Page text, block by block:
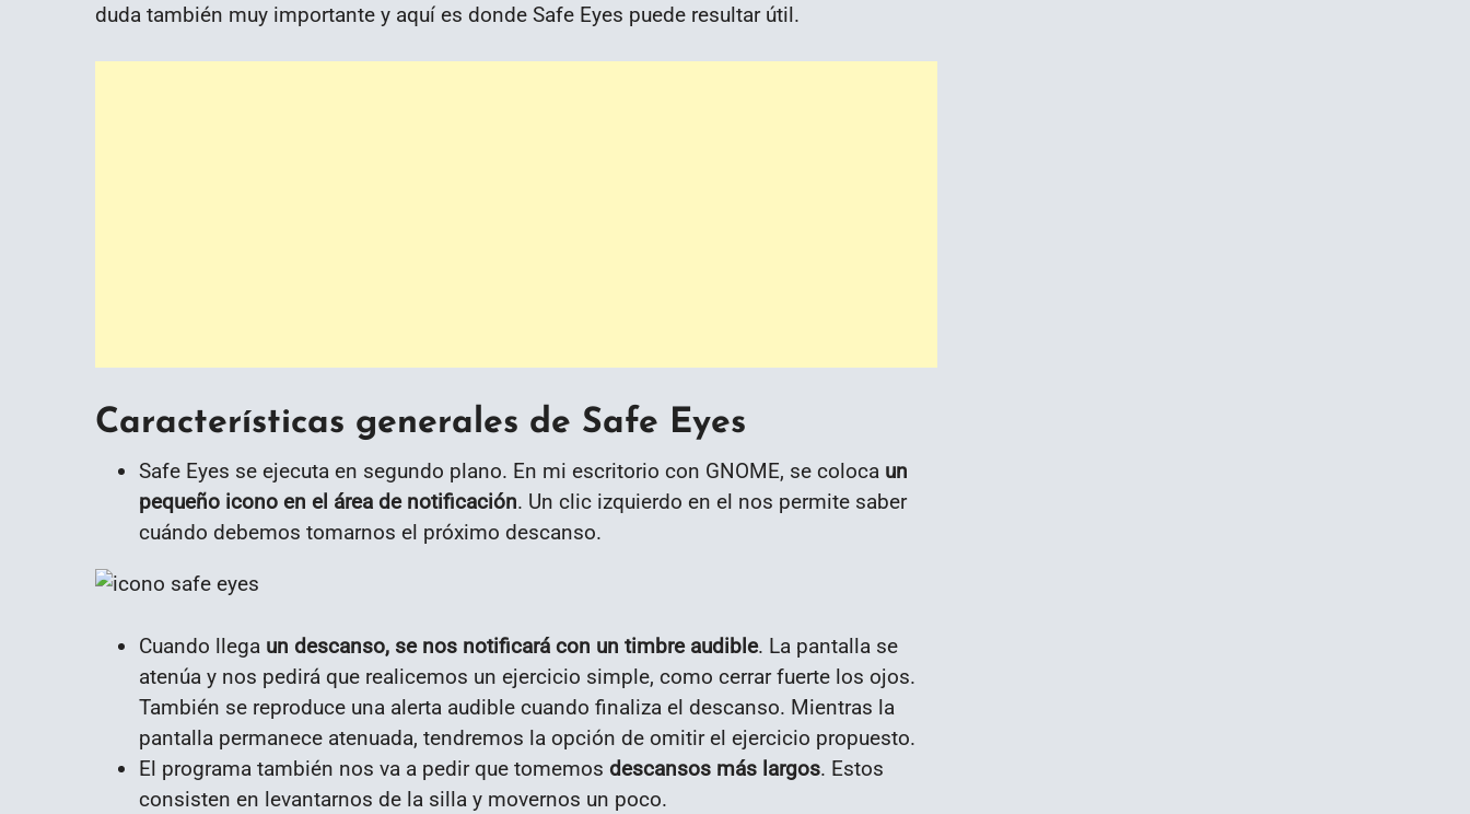
duda también muy importante y aquí es donde Safe Eyes puede resultar útil.
Características generales de Safe Eyes
Safe Eyes se ejecuta en segundo plano. En mi escritorio con GNOME, se coloca un
pequeño icono en el área de notificación. Un clic izquierdo en el nos permite saber
cuándo debemos tomarnos el próximo descanso.
Cuando llega un descanso, se nos notificará con un timbre audible. La pantalla se
atenúa y nos pedirá que realicemos un ejercicio simple, como cerrar fuerte los ojos.
También se reproduce una alerta audible cuando finaliza el descanso. Mientras la
pantalla permanece atenuada, tendremos la opción de omitir el ejercicio propuesto.
El programa también nos va a pedir que tomemos descansos más largos. Estos
consisten en levantarnos de la silla y movernos un poco.